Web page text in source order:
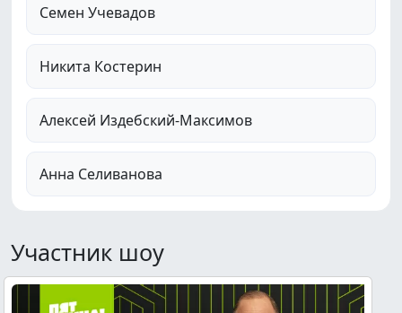
Семен Учевадов
Никита Костерин
Алексей Издебский-Максимов
Анна Селиванова
Участник шоу